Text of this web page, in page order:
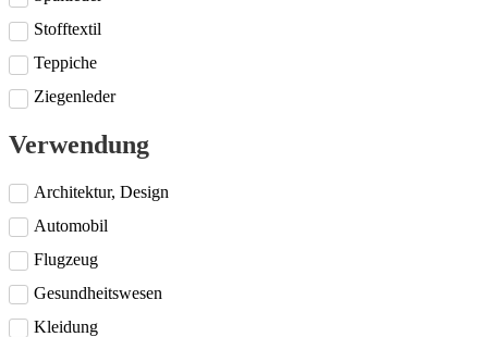
Stofftextil
Teppiche
Ziegenleder
Verwendung
Architektur, Design
Automobil
Flugzeug
Gesundheitswesen
Kleidung